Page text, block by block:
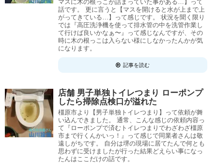
マスに木の根っこが詰まっていた事がある…】って
話です。 更に言うと【マスを開けると水が上まで上
がってきている…】って感じです。 状況を聞く限り
では『高圧洗浄機を使って排水管の中を洗管作業し
て行けば良いかなぁ〜』って感じなんですが、その
時に木の根っこは入らない様にしなかったんかが気
になります。
記事を読む
店舗 男子単独トイレつまり ローポンプ
したら掃除点検口が溢れた
橿原市より【男子単独トイレつまり】って依頼が舞
い込んできました。 通常、こんな感じの依頼内容っ
て『ローポンプで済むトイレつまりでわざわざ橿原
市まで行くんかいっ！』って感じで同業者さんは敬
遠しがちです。 自分は堺の現場に居てたんで何とも
思わずに受けましたが行った結果どえらい事になっ
たんはここだけの話です。